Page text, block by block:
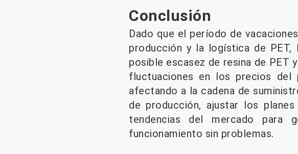
Conclusión
Dado que el período de
producción y la logística de PET,
posible escasez de resina de PET
fluctuaciones en los precios del
afectando a la cadena de
de producción, ajustar los
tendencias del mercado para
funcionamiento sin problemas.